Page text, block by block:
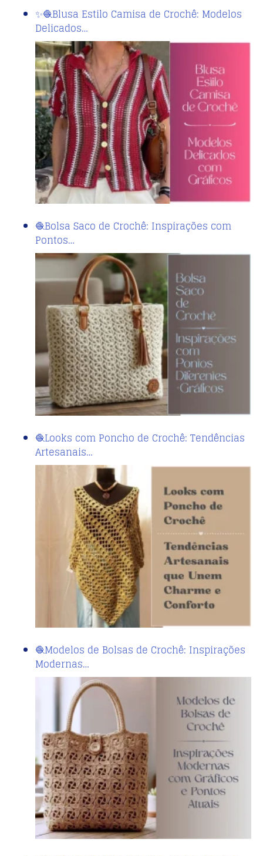
✨🧶Blusa Estilo Camisa de Crochê: Modelos
Delicados…
🧶Bolsa Saco de Crochê: Inspirações com
Pontos…
🧶Looks com Poncho de Crochê: Tendências
Artesanais…
🧶Modelos de Bolsas de Crochê: Inspirações
Modernas…